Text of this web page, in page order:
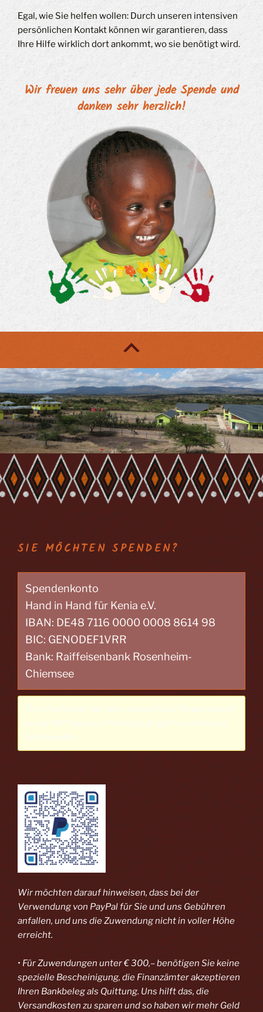
Egal, wie Sie helfen wollen: Durch unseren intensiven
persönlichen Kontakt können wir garantieren, dass
Ihre Hilfe wirklich dort ankommt, wo sie benötigt wird.
Wir freuen uns sehr über jede Spende und
danken sehr herzlich!
SIE MÖCHTEN SPENDEN?
Spendenkonto
Hand in Hand für Kenia e.V.
IBAN: DE48 7116 0000 0008 8614 98
BIC: GENODEF1VRR
Bank: Raiffeisenbank Rosenheim-
Chiemsee
This shortcode has been phased out. Please switch
to our WP Express Checkout plugin for enhanced
functionality.
Wir möchten darauf hinweisen, dass bei der
Verwendung von PayPalfür Sie und uns Gebühren
anfallen, und uns die Zuwendung nicht in voller Höhe
erreicht.
• Für Zuwendungen unter € 300,– benötigen Sie keine
spezielle Bescheinigung, die Finanzämter akzeptieren
Ihren Bankbeleg als Quittung. Uns hilft das, die
Versandkosten zu sparen und so haben wir mehr Geld